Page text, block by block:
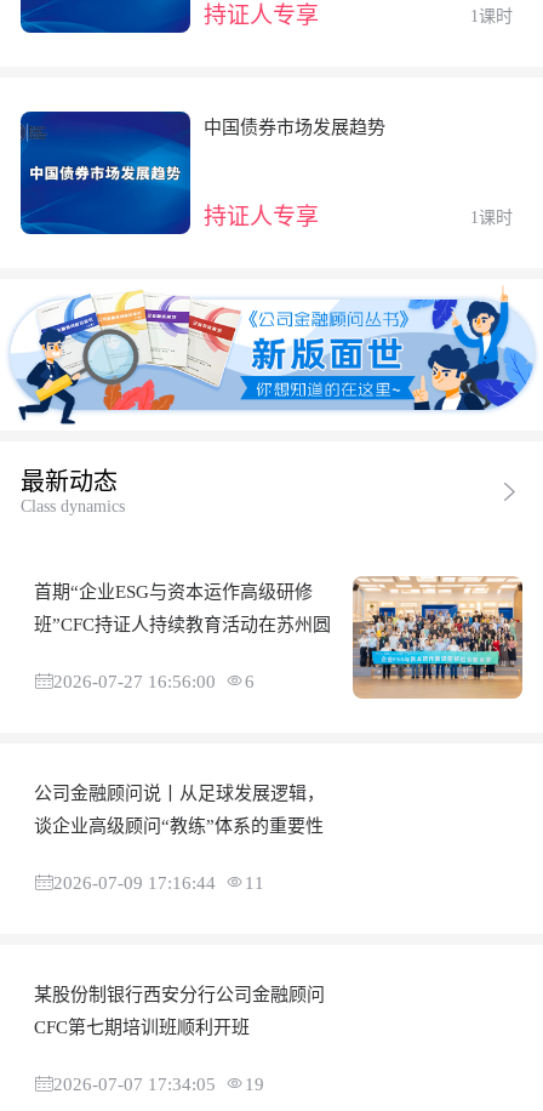
持证人专享 1课时
中国债券市场发展趋势
持证人专享 1课时
最新动态
Class dynamics
首期“企业ESG与资本运作高级研修
班”CFC持证人持续教育活动在苏州圆
2026-07-27 16:56:00 6
公司金融顾问说丨从足球发展逻辑，
谈企业高级顾问“教练”体系的重要性
2026-07-09 17:16:44 11
某股份制银行西安分行公司金融顾问
CFC第七期培训班顺利开班
2026-07-07 17:34:05 19